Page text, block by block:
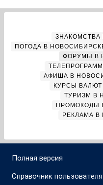
ЗНАКОМСТВА
ПОГОДА В
ФОРУМЫ В
АФИША В
КУРСЫ
ТУРИЗМ В
ПРОМОКОДЫ
РЕКЛАМА В
Полная версия
Справочник